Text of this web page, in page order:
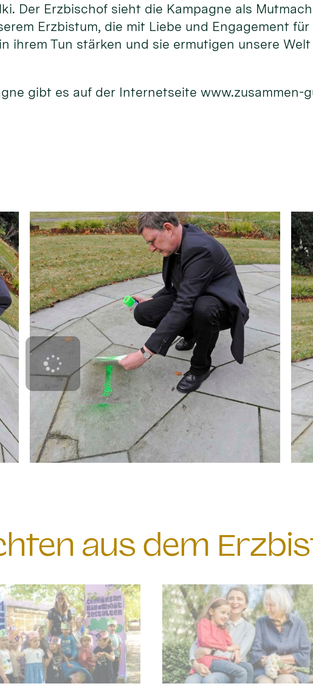
Der Erzbischof sieht die Kampagne als
Erzbistum, die mit Liebe und Engagement
ihrem Tun stärken und sie ermutigen unsere
gibt es auf der Internetseite www.zusammen-
aus dem